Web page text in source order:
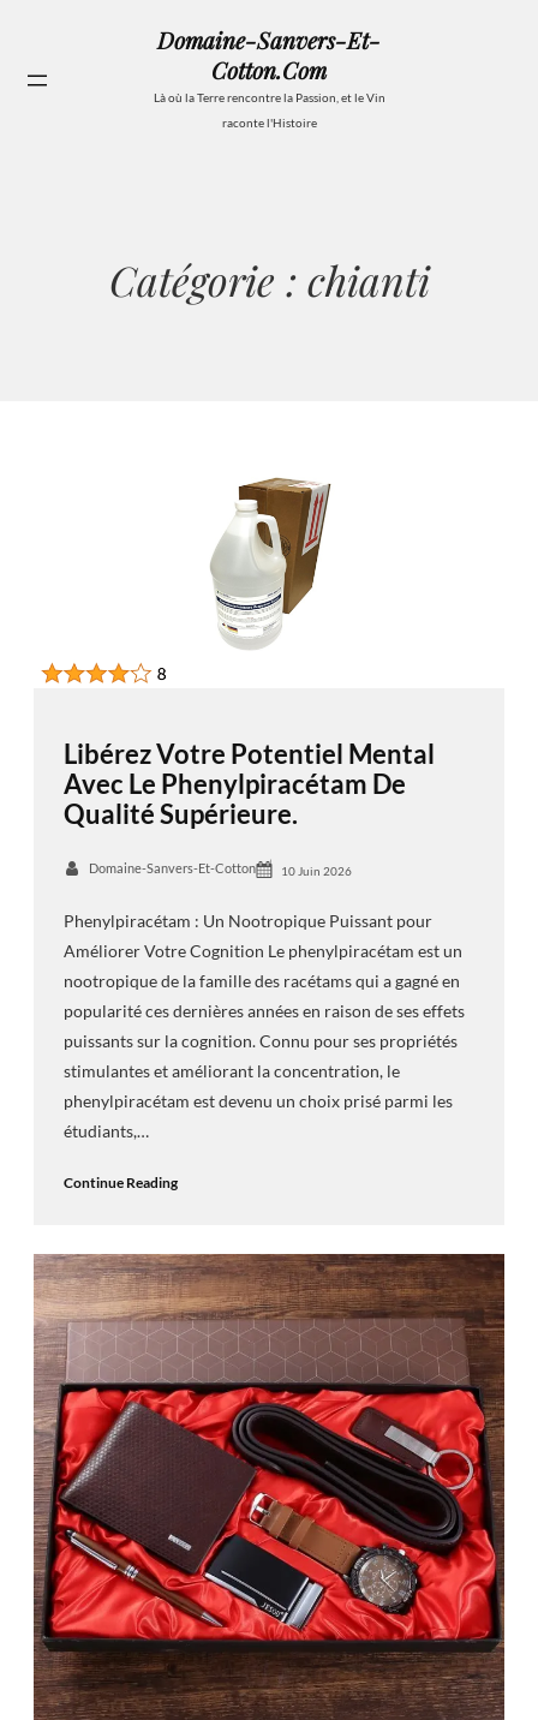
contenu
Domaine-Sanvers-Et-
Cotton.com
Là où la Terre rencontre la Passion, et le Vin
raconte l'Histoire
Catégorie : chianti
Libérez Votre Potentiel Mental
Avec Le Phenylpiracétam De
Qualité Supérieure.
Domaine-Sanvers-Et-Cotton 10 Juin 2026
Phenylpiracétam : Un Nootropique Puissant pour
Améliorer Votre Cognition Le phenylpiracétam est un
nootropique de la famille des racétams qui a gagné en
popularité ces dernières années en raison de ses effets
puissants sur la cognition. Connu pour ses propriétés
stimulantes et améliorant la concentration, le
phenylpiracétam est devenu un choix prisé parmi les
étudiants,…
Continue Reading